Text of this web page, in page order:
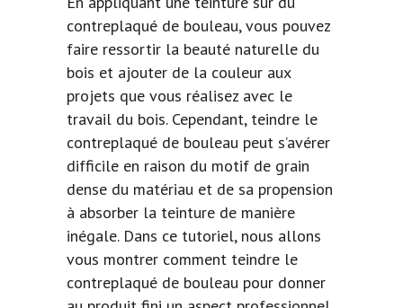
contreplaqué de bouleau, vous pouvez
faire ressortir la beauté naturelle du
bois et ajouter de la couleur aux
projets que vous réalisez avec le
travail du bois. Cependant, teindre le
contreplaqué de bouleau peut s’avérer
difficile en raison du motif de grain
dense du matériau et de sa propension
à absorber la teinture de manière
inégale. Dans ce tutoriel, nous allons
vous montrer comment teindre le
contreplaqué de bouleau pour donner